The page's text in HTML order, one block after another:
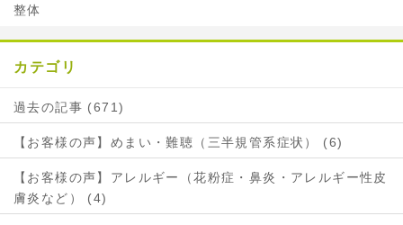
整体
カテゴリ
過去の記事 (671)
【お客様の声】めまい・難聴（三半規管系症状） (6)
【お客様の声】アレルギー（花粉症・鼻炎・アレルギー性皮
膚炎など） (4)